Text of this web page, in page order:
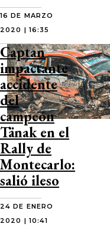
16 DE MARZO
2020 | 16:35
Captan
impactante
accidente
del
campeón
Tänak en el
Rally de
Montecarlo:
salió ileso
24 DE ENERO
2020 | 10:41